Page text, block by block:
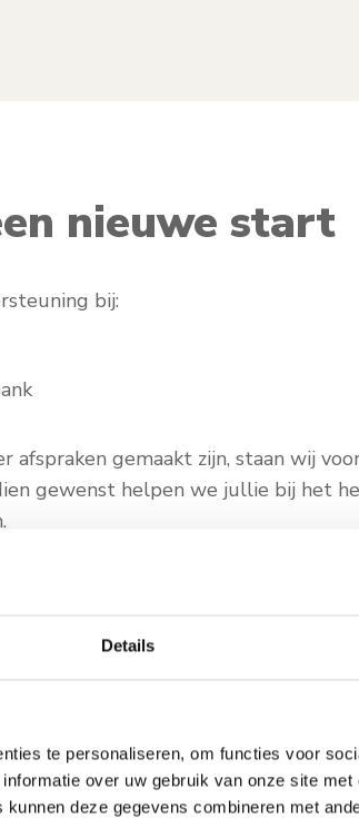
Details
te personaliseren, om functies voor
over uw gebruik van onze site
deze gegevens combineren met
nieuwe start
bij:
gemaakt zijn, staan wij
gewenst helpen we jullie bij het
precies weten waar jullie aan toe
van de scheiding. Ons doel is